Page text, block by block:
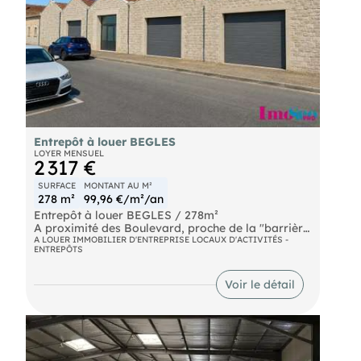
Entrepôt à louer BEGLES
LOYER MENSUEL
2 317 €
SURFACE
278 m²
MONTANT AU M²
99,96 €/m²/an
Entrepôt à louer BEGLES / 278m²
A proximité des Boulevard, proche de la "barrière
de Bègles" et à 200 mètres de l'arrêt de tram,
entrepôt à louer d'env. 270m² de surface au sol
équipé de 2 portes sectionnelles 3,50X 3,00m.,
HSPmax 5,70 mètres et HSP min 3,70m. avec un
A LOUER IMMOBILIER D'ENTREPRISE LOCAUX D'ACTIVITÉS -
ENTREPÔTS
Voir le détail